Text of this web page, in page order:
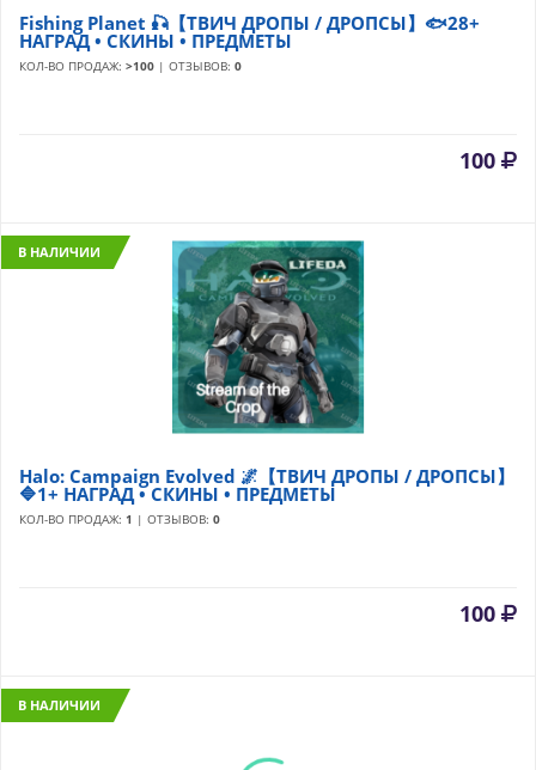
Fishing Planet 🎣【ТВИЧ ДРОПЫ / ДРОПСЫ】🐟28+
НАГРАД • СКИНЫ • ПРЕДМЕТЫ
КОЛ-ВО ПРОДАЖ: >100 | ОТЗЫВОВ: 0
100
В НАЛИЧИИ
Halo: Campaign Evolved 🌌【ТВИЧ ДРОПЫ / ДРОПСЫ】
🔷1+ НАГРАД • СКИНЫ • ПРЕДМЕТЫ
КОЛ-ВО ПРОДАЖ: 1 | ОТЗЫВОВ: 0
100
В НАЛИЧИИ